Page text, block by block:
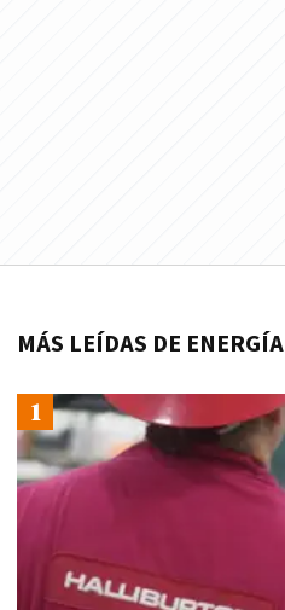
MÁS LEÍDAS DE ENERGÍA